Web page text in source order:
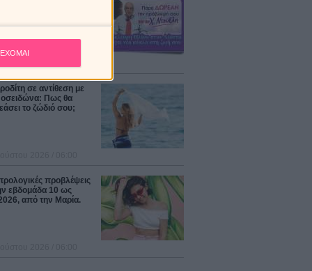
σε αντίθεση με
Πως θα
το ζώδιό σου;
προβλέψεις
εβδομάδα 10 ως
από την Μαρία.